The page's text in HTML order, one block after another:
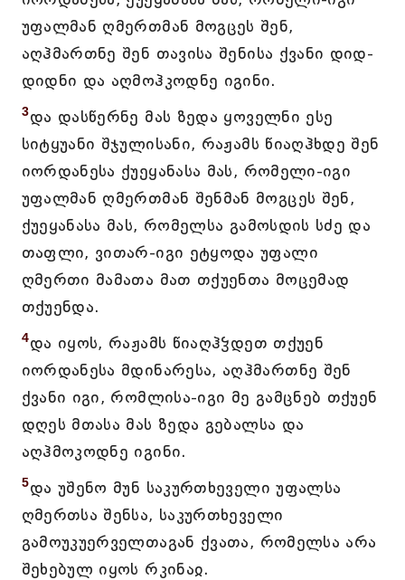
უფალმან ღმერთმან მოგცეს შენ,
აღჰმართნე შენ თავისა შენისა ქვანი დიდ-
დიდნი და აღმოჰკოდნე იგინი.
3და დასწერნე მას ზედა ყოველნი ესე
სიტყუანი შჯულისანი, რაჟამს წიაღჰხდე შენ
იორდანესა ქუეყანასა მას, რომელი-იგი
უფალმან ღმერთმან შენმან მოგცეს შენ,
ქუეყანასა მას, რომელსა გამოსდის სძე და
თაფლი, ვითარ-იგი ეტყოდა უფალი
ღმერთი მამათა მათ თქუენთა მოცემად
თქუენდა.
4და იყოს, რაჟამს წიაღჰჴდეთ თქუენ
იორდანესა მდინარესა, აღჰმართნე შენ
ქვანი იგი, რომლისა-იგი მე გამცნებ თქუენ
დღეს მთასა მას ზედა გებალსა და
აღჰმოკოდნე იგინი.
5და უშენო მუნ საკურთხეველი უფალსა
ღმერთსა შენსა, საკურთხეველი
გამოუკუერველთაგან ქვათა, რომელსა არა
შეხებულ იყოს რკინაჲ.